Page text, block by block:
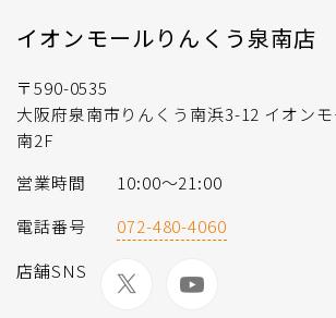
イオンモールりんくう泉南店
〒590-0535
大阪府泉南市りんくう南浜3-12 イオン
南2F
営業時間
10:00〜21:00
電話番号
072-480-4060
店舗SNS